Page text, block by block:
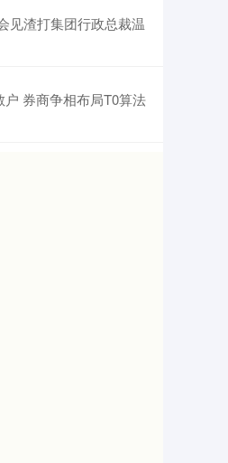
见渣打集团行政总裁温
户 券商争相布局T0算法